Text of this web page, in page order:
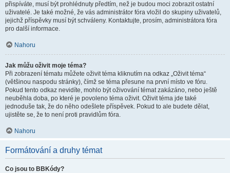
přispíváte, musí být prohlédnuty předtím, než je budou moci zobrazit ostatní
uživatelé. Je také možné, že vás administrátor fóra vložil do skupiny uživatelů,
jejichž příspěvky musí být schváleny. Kontaktujte, prosím, administrátora fóra
pro další informace.
Nahoru
Jak můžu oživit moje téma?
Při zobrazení tématu můžete oživit téma kliknutím na odkaz „Oživit téma“
(většinou naspodu stránky), čímž se téma přesune na první místo ve fóru.
Pokud tento odkaz nevidíte, mohlo být oživování témat zakázáno, nebo ještě
neuběhla doba, po které je povoleno téma oživit. Oživit téma jde také
jednoduše tak, že do něho odešlete příspěvek. Pokud to ale budete dělat,
ujistěte se, že to není proti pravidlům fóra.
Nahoru
Formátování a druhy témat
Co jsou to BBKódy?